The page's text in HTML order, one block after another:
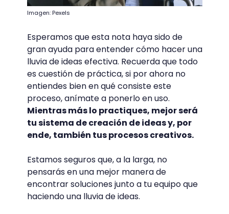
Imagen: Pexels
Esperamos que esta nota haya sido de
gran ayuda para entender cómo hacer una
lluvia de ideas efectiva. Recuerda que todo
es cuestión de práctica, si por ahora no
entiendes bien en qué consiste este
proceso, anímate a ponerlo en uso.
Mientras más lo practiques, mejor será
tu sistema de creación de ideas y, por
ende, también tus procesos creativos.
Estamos seguros que, a la larga, no
pensarás en una mejor manera de
encontrar soluciones junto a tu equipo que
haciendo una lluvia de ideas.